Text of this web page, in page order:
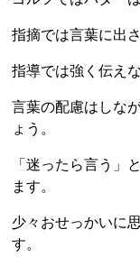
指摘では言葉に出
指導では強く伝え
言葉の配慮はしな
ょう。
「迷ったら言う」
ます。
少々おせっかいに
す。